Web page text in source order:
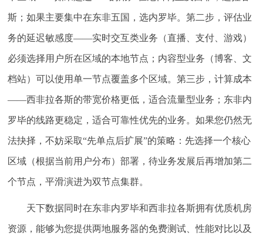
斯；如果主要集中在东非五国，选内罗毕。第二步，评估业
务的延迟敏感度——实时交互类业务（直播、支付、游戏）
必须选择用户所在区域的本地节点；内容型业务（博客、文
档站）可以使用单一节点覆盖多个区域。第三步，计算成本
——西非拉各斯的带宽价格更低，适合流量型业务；东非内
罗毕的线路更稳定，适合可靠性优先的业务。如果您仍然无
法抉择，不妨采取“先单点后扩展”的策略：先选择一个核心
区域（根据当前用户分布）部署，待业务发展后再增加第二
个节点，平滑演进为双节点集群。
天下数据同时在东非内罗毕和西非拉各斯拥有优质机房
资源，能够为您提供两地服务器的免费测试、性能对比以及